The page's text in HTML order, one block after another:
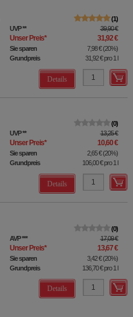
1
UVP** 39,90 €
Unser Preis* 31,92 €
Sie sparen 7,98 €(20%)
Grundpreis
31,92 €pro 1 l
Details
0
UVP** 13,25 €
Unser Preis* 10,60 €
Sie sparen 2,65 €(20%)
Grundpreis
106,00 €pro 1 l
Details
0
AVP*** 17,09 €
Unser Preis* 13,67 €
Sie sparen 3,42 €(20%)
Grundpreis
136,70 €pro 1 l
Details